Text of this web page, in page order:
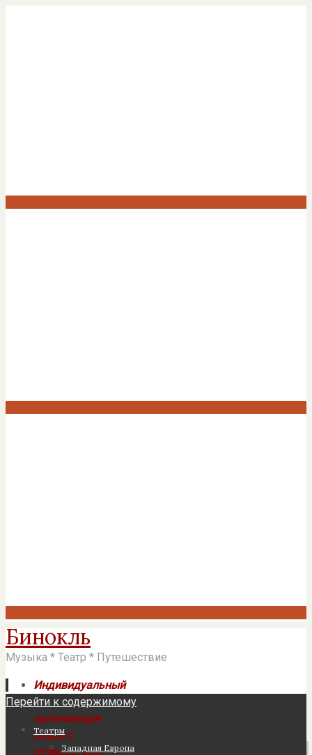
Бинокль
Музыка * Театр * Путешествие
Индивидуальный
подход к
организации
Вашего
путешествия!
Перейти к содержимому
Театры
Западная Европа